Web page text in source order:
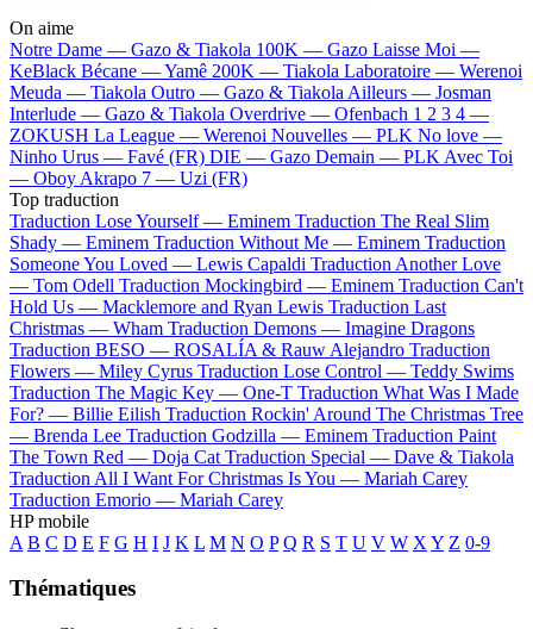
On aime
Notre Dame — Gazo & Tiakola 100K — Gazo Laisse Moi —
KeBlack Bécane —Yamê 200K — Tiakola Laboratoire — Werenoi
Meuda — Tiakola Outro — Gazo & Tiakola Ailleurs — Josman
Interlude — Gazo & Tiakola Overdrive — Ofenbach 1 2 3 4 —
ZOKUSH La League — Werenoi Nouvelles — PLK No love —
Ninho Urus — Favé (FR) DIE — Gazo Demain — PLK Avec Toi
— Oboy Akrapo 7 — Uzi (FR)
Top traduction
Traduction Lose Yourself — Eminem Traduction The Real Slim
Shady — Eminem Traduction Without Me — Eminem Traduction
Someone You Loved — Lewis Capaldi Traduction Another Love
— Tom Odell Traduction Mockingbird — Eminem Traduction Can't
Hold Us — Macklemore and Ryan Lewis Traduction Last
Christmas — Wham Traduction Demons — Imagine Dragons
Traduction BESO — ROSALÍA & Rauw Alejandro Traduction
Flowers — Miley Cyrus Traduction Lose Control — Teddy Swims
Traduction The Magic Key — One-T Traduction What Was I Made
For? — Billie Eilish Traduction Rockin' Around The Christmas Tree
— Brenda Lee Traduction Godzilla — Eminem Traduction Paint
The Town Red — Doja Cat Traduction Special — Dave & Tiakola
Traduction All I Want For Christmas Is You — Mariah Carey
Traduction Emorio — Mariah Carey
HP mobile
A B C D E F G H I J K L M N O P Q R S T U V W X Y Z 0-9
Thématiques